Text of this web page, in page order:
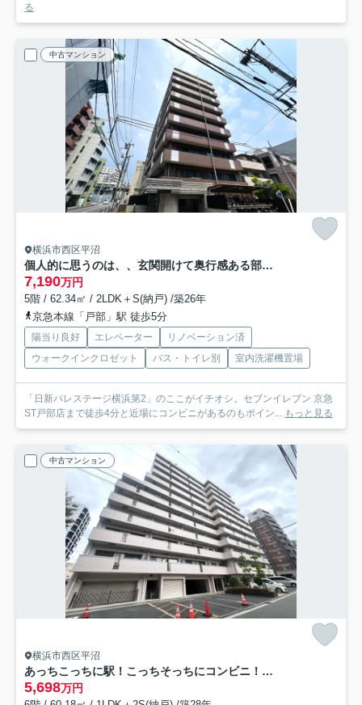
る
中古マンション
横浜市西区平沼
個人的に思うのは、、玄関開けて奥行感ある部屋も良いけれど、横に広がっている空間の方が好きっ！！共感できる方は、まずクリッククリック！！！な、『日神パレステージ横浜第２』リノベーション
7,190万円
5階 / 62.34㎡ / 2LDK＋S(納戸) /築26年
京急本線「戸部」駅 徒歩5分
陽当り良好 エレベーター
リノベーション済
ウォークインクロゼット
バス・トイレ別 室内洗濯機置場
「日新パレステージ横浜第2」のここがイチオシ。セブンイレブン 京急
ST戸部店まで徒歩4分と近場にコンビニがあるのもポイン... もっと見る
中古マンション
横浜市西区平沼
あっちこっちに駅！こっちそっちにコンビニ！しかも平坦！一人暮らし？ファミリー住まい？どっちにしても超便利な最強立地！な、【ピュアシティ横浜6】リノベーション
5,698万円